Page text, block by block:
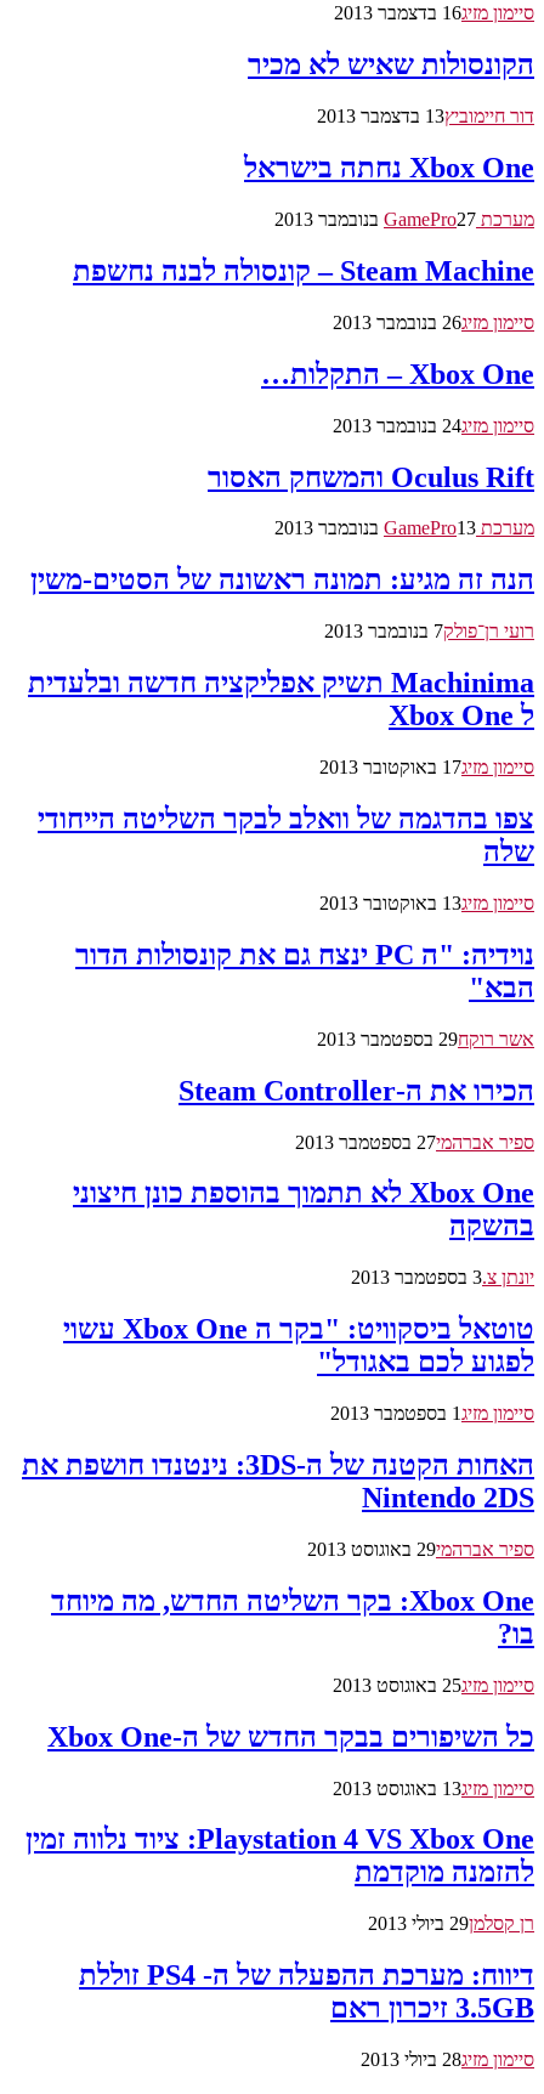
סיימון מזיג16 בדצמבר 2013
הקונסולות שאיש לא מכיר
דור חיימוביץ13 בדצמבר 2013
Xbox One נחתה בישראל
מערכת GamePro 27 בנובמבר 2013
Steam Machine – קונסולה לבנה נחשפת
סיימון מזיג26 בנובמבר 2013
Xbox One – התקלות…
סיימון מזיג24 בנובמבר 2013
Oculus Rift והמשחק האסור
מערכת GamePro 13 בנובמבר 2013
הנה זה מגיע: תמונה ראשונה של הסטים-משין
רועי רן־פולק7 בנובמבר 2013
Machinima תשיק אפליקציה חדשה ובלעדית
ל Xbox One
סיימון מזיג17 באוקטובר 2013
צפו בהדגמה של וואלב לבקר השליטה הייחודי
שלה
סיימון מזיג13 באוקטובר 2013
נוידיה: "ה PC ינצח גם את קונסולות הדור
הבא"
אשר רוקח29 בספטמבר 2013
הכירו את ה-Steam Controller
ספיר אברהמי27 בספטמבר 2013
Xbox One לא תתמוך בהוספת כונן חיצוני
בהשקה
יונתן צ.3 בספטמבר 2013
טוטאל ביסקוויט: "בקר ה Xbox One עשוי
לפגוע לכם באגודל"
סיימון מזיג1 בספטמבר 2013
האחות הקטנה של ה-3DS: נינטנדו חושפת את
Nintendo 2DS
ספיר אברהמי29 באוגוסט 2013
Xbox One: בקר השליטה החדש, מה מיוחד
בו?
סיימון מזיג25 באוגוסט 2013
כל השיפורים בבקר החדש של ה-Xbox One
סיימון מזיג13 באוגוסט 2013
Playstation 4 VS Xbox One: ציוד נלווה זמין
להזמנה מוקדמת
רן קסלמן29 ביולי 2013
דיווח: מערכת ההפעלה של ה- PS4 זוללת
3.5GB זיכרון ראם
סיימון מזיג28 ביולי 2013